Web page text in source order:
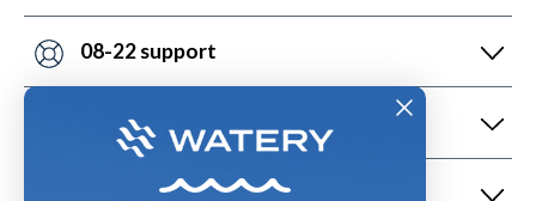
Med +6 år i markedet, så har vi hjulpet flere end
nogen andre med udstyr til vandsport. Heldigvis kan
08-22 support
Vi er sat i verden for at hjælpe. Derfor er vores
kundeservice åben mandag til fredag fra 08 til 22.
Lørdag mellem 10 og 19 og søndag mellem 14 og 22.
1 dags levering
Det kan du opnå ved bestilling før kl. 22:00 alle ugens
dage - også i weekenden. Vi sender med DAO, Bring
365 dages returret